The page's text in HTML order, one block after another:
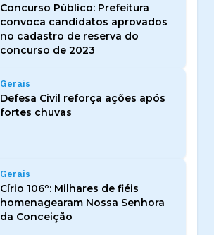
Concurso Público: Prefeitura
convoca candidatos aprovados
no cadastro de reserva do
concurso de 2023
Gerais
Defesa Civil reforça ações após
fortes chuvas
Gerais
Círio 106º: Milhares de fiéis
homenagearam Nossa Senhora
da Conceição